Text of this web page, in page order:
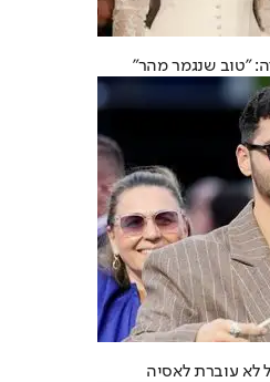
"טוב שנגמר מהר"
לא עוברת לאסיה